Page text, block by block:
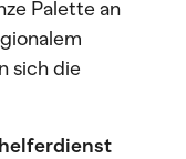
Palette an
sich die